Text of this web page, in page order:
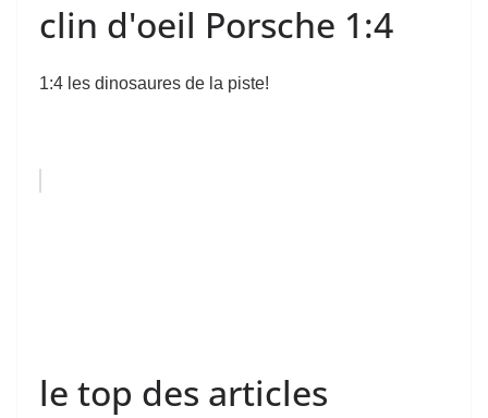
clin d'oeil Porsche 1:4
1:4 les dinosaures de la piste!
le top des articles